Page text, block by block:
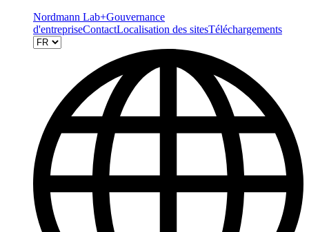
Nordmann Lab+Gouvernance
d'entrepriseContactLocalisation des sitesTéléchargements